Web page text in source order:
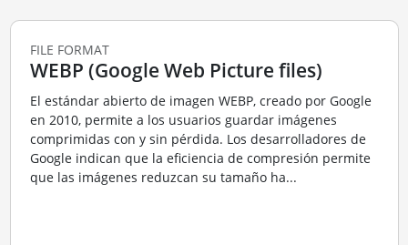
FILE FORMAT
WEBP (Google Web Picture files)
El estándar abierto de imagen WEBP, creado por Google
en 2010, permite a los usuarios guardar imágenes
comprimidas con y sin pérdida. Los desarrolladores de
Google indican que la eficiencia de compresión permite
que las imágenes reduzcan su tamaño ha...